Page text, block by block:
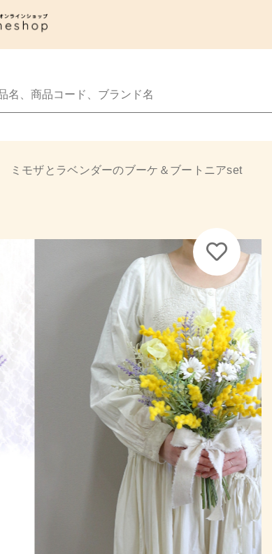
ミモザとラベンダーのブーケ＆ブートニアset
トに商品を追加しました
ショッピングを続ける
セール商品から探す
合わせ
～